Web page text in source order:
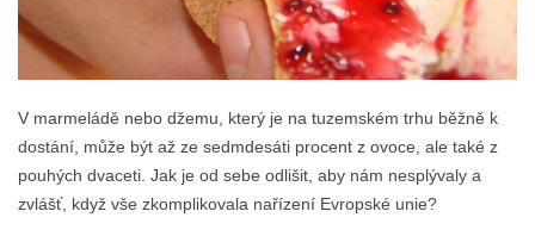
V marmeládě nebo džemu, který je na tuzemském trhu běžně k
dostání, může být až ze sedmdesáti procent z ovoce, ale také z
pouhých dvaceti. Jak je od sebe odlišit, aby nám nesplývaly a
zvlášť, když vše zkomplikovala nařízení Evropské unie?